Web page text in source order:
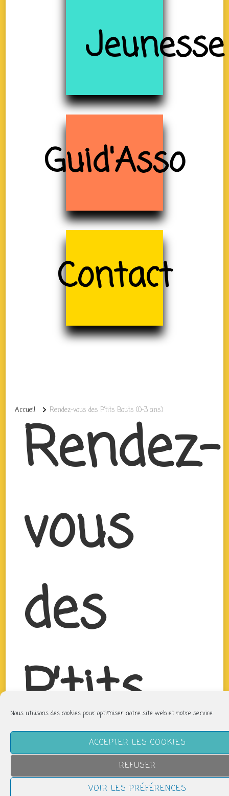
Nous utilisons des cookies pour optimiser notre site web et notre service.
ACCEPTER LES COOKIES
REFUSER
VOIR LES PRÉFÉRENCES
Accueil Rendez-vous des P’tits Bouts (0-3 ans)
Rendez-
vous
des
P’tits
Bouts
Jeunesse
Guid'Asso
Contact